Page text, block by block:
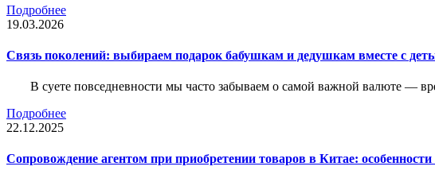
Подробнее
19.03.2026
Связь поколений: выбираем подарок бабушкам и дедушкам вместе с
В суете повседневности мы часто забываем о самой важной валюте —
Подробнее
22.12.2025
Сопровождение агентом при приобретении товаров в Китае: